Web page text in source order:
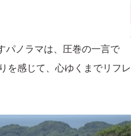
パノラマは、圧巻の一言で
を感じて、心ゆくまでリフレ